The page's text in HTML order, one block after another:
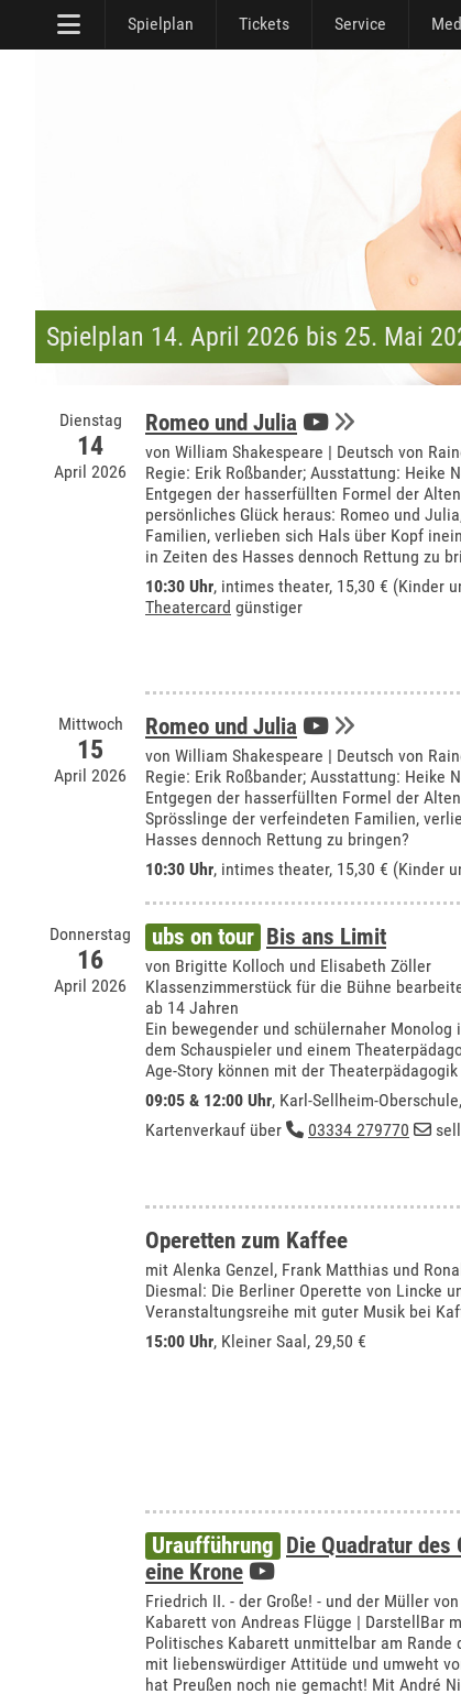
Spielplan Tickets Service
Spielplan 14. April 2026 bis 25. Mai
Dienstag
14
April 2026
Romeo und Julia
von William Shakespeare | Deutsch von
Regie: Erik Roßbander; Ausstattung: Heike
Entgegen der hasserfüllten Formel der
persönliches Glück heraus: Romeo und
Familien, verlieben sich Hals über Kopf
in Zeiten des Hasses dennoch Rettung zu
10:30 Uhr, intimes theater, 15,30 € (Kinder
Theatercard günstiger
Mittwoch
15
April 2026
Romeo und Julia
von William Shakespeare | Deutsch von
Regie: Erik Roßbander; Ausstattung: Heike
Entgegen der hasserfüllten Formel der
Sprösslinge der verfeindeten Familien,
Hasses dennoch Rettung zu bringen?
10:30 Uhr, intimes theater, 15,30 € (Kinder
Donnerstag
16
April 2026
ubs on tour Bis ans Limit
von Brigitte Kolloch und Elisabeth Zöller
Klassenzimmerstück für die Bühne
ab 14 Jahren
Ein bewegender und schülernaher
dem Schauspieler und einem
Age-Story können mit der
09:05 & 12:00 Uhr, Karl-Sellheim-
Kartenverkauf über
03334 279770
Operetten zum Kaffee
mit Alenka Genzel, Frank Matthias und
Diesmal: Die Berliner Operette von Lincke
Veranstaltungsreihe mit guter Musik bei
15:00 Uhr, Kleiner Saal, 29,50 €
Uraufführung Die Quadratur des
eine Krone
Friedrich II. - der Große! - und der Müller
Kabarett von Andreas Flügge | DarstellBar
Politisches Kabarett unmittelbar am
mit liebenswürdiger Attitüde und umweht
hat Preußen noch nie gemacht! Mit André